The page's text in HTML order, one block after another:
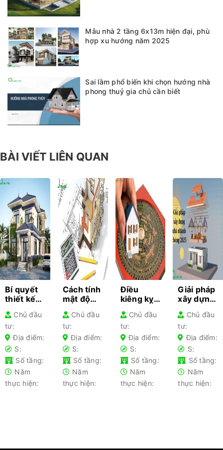
Mẫu nhà 2 tầng 6x13m hiện đại, phù
hợp xu hướng năm 2025
Sai lầm phổ biến khi chọn hướng nhà
phong thuỷ gia chủ cần biết
BÀI VIẾT LIÊN QUAN
Bí quyết
thiết kế
cho từng
loại nhà
phổ biến-
Kiến thức
không
thể bỏ lỡ
Chủ đầu
tư:
Địa điểm:
S:
Số tầng:
Năm
thực hiện:
Cách tính
mật độ
– Hướng
dẫn chi
tiết cho
gia chủ
Chủ đầu
tư:
Địa điểm:
S:
Số tầng:
Năm
thực hiện:
Điều
kiêng kỵ
nhà gia
chủ lần
đầu xây
nhà nên
tránh
Chủ đầu
tư:
Địa điểm:
S:
Số tầng:
Năm
thực hiện:
Giải pháp
xây dựng
nhanh
chóng
2025 –
Tối ưu chi
phí
Chủ đầu
tư:
Địa điểm:
S:
Số tầng:
Năm
thực hiện: